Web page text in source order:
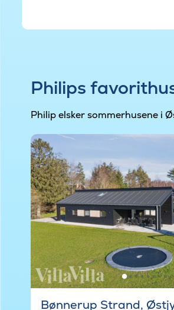
Philips
Philip elsker sommerhusene i
Bønnerup Strand,